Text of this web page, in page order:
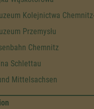
Kolejnictwa
Przemysłu
Chemnitz
Schlettau
Mittelsachsen